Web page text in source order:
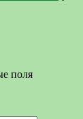
поля